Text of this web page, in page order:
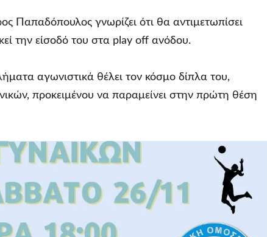
Παπαδόπουλος γνωρίζει ότι θα αντιμετωπίσει
την είσοδό του στα play off ανόδου.
αγωνιστικά θέλει τον κόσμο δίπλα του,
προκειμένου να παραμείνει στην πρώτη θέση